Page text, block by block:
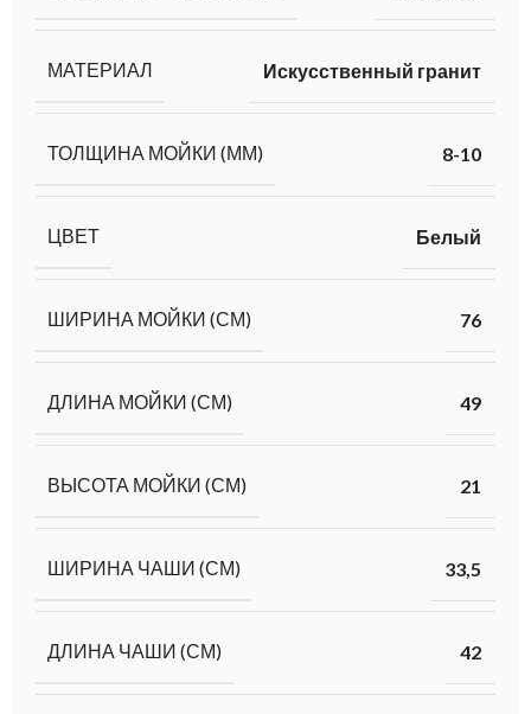
МАТЕРИАЛ Искусственный гранит
ТОЛЩИНА МОЙКИ (ММ) 8-10
ЦВЕТ Белый
ШИРИНА МОЙКИ (СМ) 76
ДЛИНА МОЙКИ (СМ) 49
ВЫСОТА МОЙКИ (СМ) 21
ШИРИНА ЧАШИ (СМ) 33,5
ДЛИНА ЧАШИ (СМ) 42